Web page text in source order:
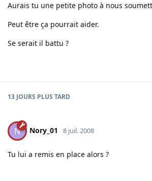
Aurais tu une petite photo à nous
Peut être ça pourrait aider.
Se serait il battu ?
13 JOURS PLUS TARD
N Nory_01 8 juil. 2008
Tu lui a remis en place alors ?